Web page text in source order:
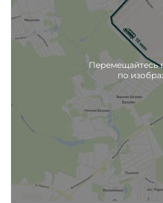
минутах езды на
луг.
Перемещайтесь
по